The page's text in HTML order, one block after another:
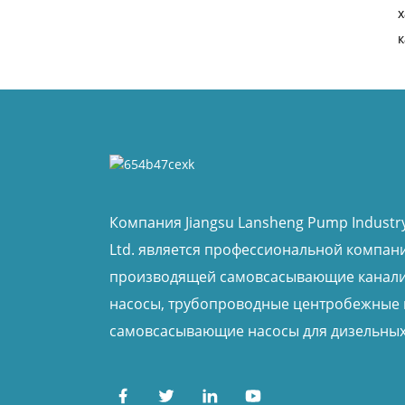
Компания Jiangsu Lansheng Pump
Ltd. является профессиональной
производящей самовсасывающие
насосы, трубопроводные центробежные
самовсасывающие насосы для